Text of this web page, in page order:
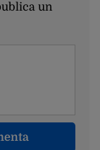
un